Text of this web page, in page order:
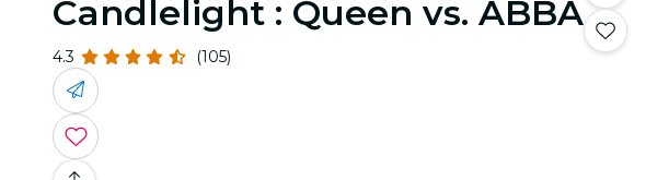
Candlelight : Queen vs. ABBA
4.3 (105)